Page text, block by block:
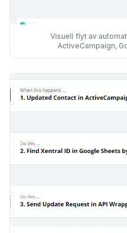
Visuell flyt av
ActiveCampaign,